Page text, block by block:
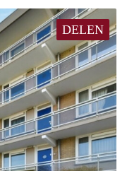
DELEN